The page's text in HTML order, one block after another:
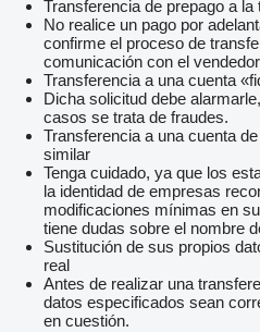
Transferencia de prepago a la
No realice un pago por
confirme el proceso de
comunicación con el
Transferencia a una cuenta
Dicha solicitud debe
casos se trata de fraudes.
Transferencia a una cuenta
similar
Tenga cuidado, ya que los
la identidad de empresas
modificaciones mínimas en
tiene dudas sobre el nombre
Sustitución de sus propios
real
Antes de realizar una
datos especificados sean
en cuestión.